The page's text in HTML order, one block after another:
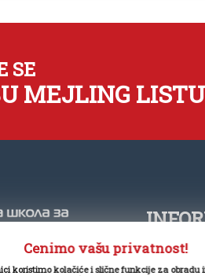
SE
MEJLING LISTU
+381
Cenimo vašu privatnost!
koristimo kolačiće i slične funkcije za obradu